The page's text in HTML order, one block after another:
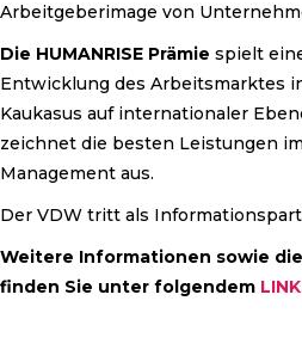
Arbeitgeberimage von
Die HUMANRISE Prämie spielt
Entwicklung des Arbeitsmarktes
Kaukasus auf internationaler
zeichnet die besten Leistungen
Management aus.
Der VDW tritt als
Weitere Informationen sowie
finden Sie unter folgendem LINK